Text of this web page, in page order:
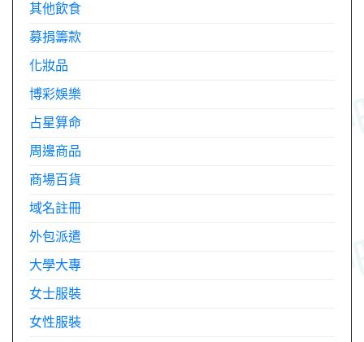
其他飲食
募捐籌款
化妝品
博彩娛樂
占星算命
周邊商品
商場百貨
域名註冊
外包派遣
大學大專
女士服裝
女性服裝